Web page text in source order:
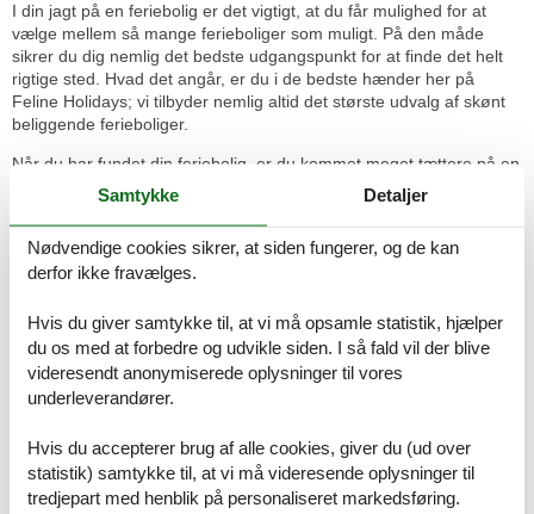
I din jagt på en feriebolig er det vigtigt, at du får mulighed for at
vælge mellem så mange ferieboliger som muligt. På den måde
sikrer du dig nemlig det bedste udgangspunkt for at finde det helt
rigtige sted. Hvad det angår, er du i de bedste hænder her på
Feline Holidays; vi tilbyder nemlig altid det største udvalg af skønt
beliggende ferieboliger.
Når du har fundet din feriebolig, er du kommet meget tættere på en
dejlig ferie, men du er ikke i mål endnu. Bookingen skal klares,
inden det hele er på plads. Den del foregår heldigvis nemt og
hurtigt online, så det tager ikke længe at få det klaret.
Ferieoplevelserne venter - se hvad I
Midt i Val d´Orcias landskab, der hører under UNESCO kulturarv,
ligger Castel Del Piano med sin skønne natur og spændende
bymidte.
Montepulciano i Toscana.
I området ved Montevarchi ligger den lille elegante kirke Pieve di
San Pietro a Gropina. Prædikestolen med relieffer er erklæret
Samtykke Detaljer
Nødvendige cookies sikrer, at siden fungerer, og de kan
derfor ikke fravælges.
Hvis du giver samtykke til, at vi må opsamle statistik, hjælper
du os med at forbedre og udvikle siden. I så fald vil der blive
videresendt anonymiserede oplysninger til vores
underleverandører.
Hvis du accepterer brug af alle cookies, giver du (ud over
statistik) samtykke til, at vi må videresende oplysninger til
tredjepart med henblik på personaliseret markedsføring.